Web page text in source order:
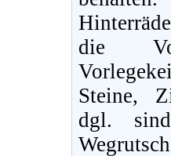
die
Steine,
dgl.